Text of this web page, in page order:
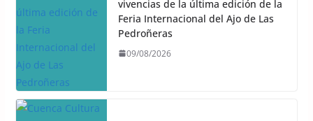
vivencias de la última edición de la
Feria Internacional del Ajo de Las
Pedroñeras
09/08/2026